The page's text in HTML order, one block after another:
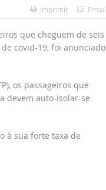
Imprimir Email
que cheguem de seis
covid-19, foi anunciado
os passageiros que
devem auto-isolar-se
à sua forte taxa de